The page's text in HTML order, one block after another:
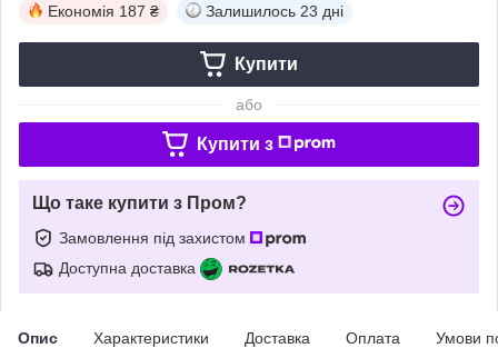
Економія 187 ₴ Залишилось 23 дні
Купити
або
Купити з
Що таке купити з Пром?
Замовлення під захистом
Доступна доставка
Опис Характеристики Доставка Оплата Умови